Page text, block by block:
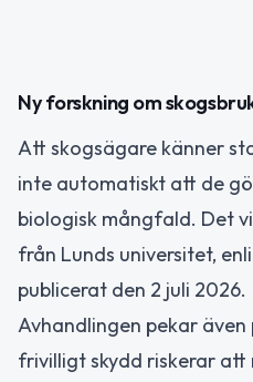
Ny forskning om
Att skogsägare känner
inte automatiskt att de
biologisk mångfald. Det
från Lunds universitet,
publicerat den 2 juli 2026.
Avhandlingen pekar
frivilligt skydd riskerar att